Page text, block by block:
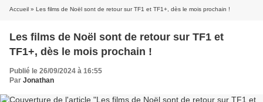
Accueil » Les films de Noël sont de retour sur TF1 et TF1+, dès le mois prochain !
Les films de Noël sont de retour sur TF1 et
TF1+, dès le mois prochain !
Publié le 26/09/2024 à 16:55
Par Jonathan